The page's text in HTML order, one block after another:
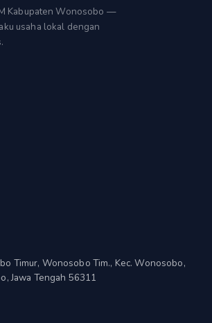
Kabupaten Wonosobo —
usaha lokal dengan
Timur, Wonosobo Tim., Kec. Wonosobo,
Jawa Tengah 56311